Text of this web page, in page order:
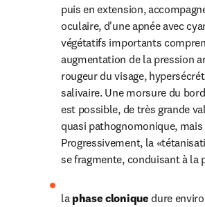
puis en extension,
oculaire, d'une apnée avec
végétatifs importants
augmentation de la pression
rougeur du visage,
salivaire. Une morsure du
est possible, de très grande
quasi pathognomonique,
Progressivement, la
se fragmente, conduisant à la
la phase clonique dure